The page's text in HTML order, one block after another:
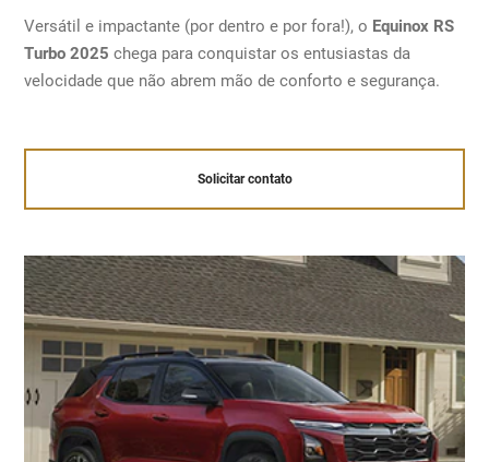
Versátil e impactante (por dentro e por fora!), o Equinox RS
Turbo 2025 chega para conquistar os entusiastas da
velocidade que não abrem mão de conforto e segurança.
Solicitar contato